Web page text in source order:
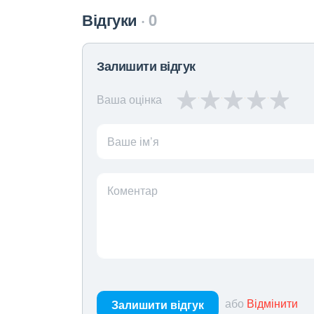
Відгуки 0
Залишити відгук
Ваша оцінка
Ваше ім’я
Коментар
Залишити відгук або Відмінити